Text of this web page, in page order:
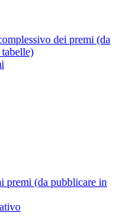
dei premi (da
premi (da pubblicare in